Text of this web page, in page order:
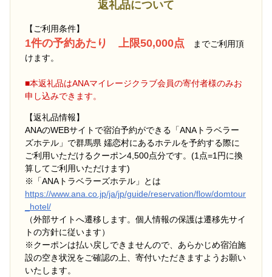
返礼品について
【ご利用条件】
1件の予約あたり 上限50,000点
までご利用頂
けます。
■本返礼品はANAマイレージクラブ会員の寄付者様のみお
申し込みできます。
【返礼品情報】
ANAのWEBサイトで宿泊予約ができる「ANAトラベラー
ズホテル」で群馬県 嬬恋村にあるホテルを予約する際に
ご利用いただけるクーポン4,500点分です。(1点=1円に換
算してご利用いただけます)
※「ANAトラベラーズホテル」とは
https://www.ana.co.jp/ja/jp/guide/reservation/flow/domtour
_hotel/
（外部サイトへ遷移します。個人情報の保護は遷移先サイ
トの方針に従います）
※クーポンは払い戻しできませんので、あらかじめ宿泊施
設の空き状況をご確認の上、寄付いただきますようお願い
いたします。